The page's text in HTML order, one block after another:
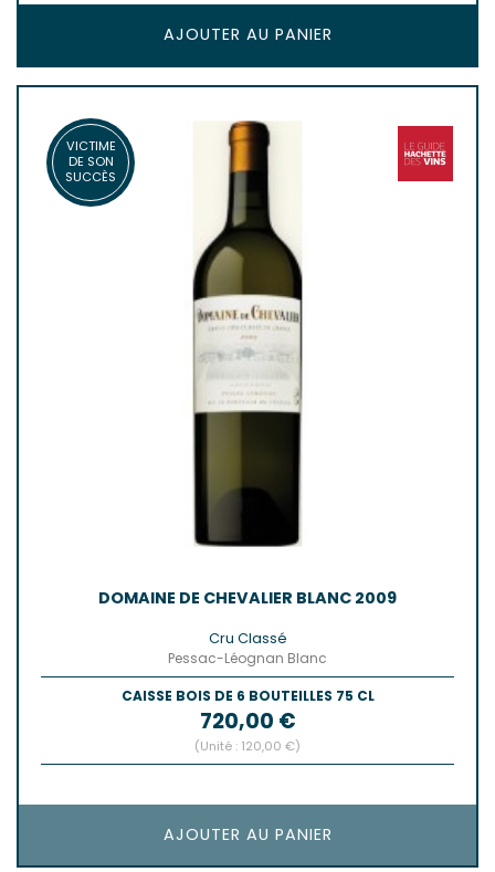
AJOUTER AU PANIER
DOMAINE DE CHEVALIER BLANC 2009
Cru Classé
Pessac-Léognan Blanc
CAISSE BOIS DE 6 BOUTEILLES 75 CL
Prix
720,00 €
(Unité : 120,00 €)
AJOUTER AU PANIER
VICTIME
DE SON
SUCCÈS